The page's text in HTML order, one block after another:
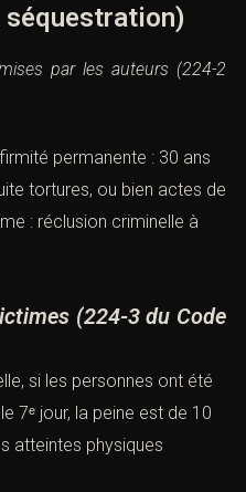
par les auteurs (
permanente : 30
tortures, ou bien
la victime : réclusion
(
si les personnes ont
le 7ᵉ jour, la peine est
des atteintes